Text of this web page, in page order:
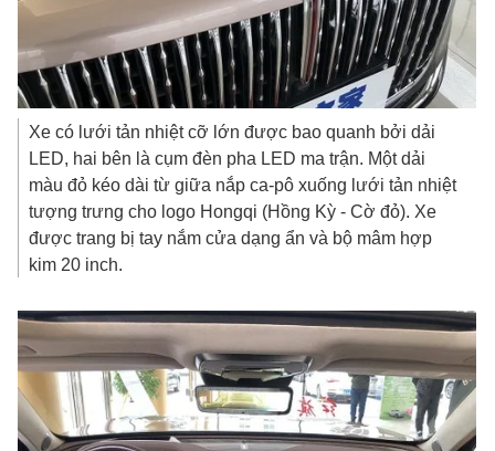
Xe có lưới tản nhiệt cỡ lớn được bao quanh bởi dải
LED, hai bên là cụm đèn pha LED ma trận. Một dải
màu đỏ kéo dài từ giữa nắp ca-pô xuống lưới tản nhiệt
tượng trưng cho logo Hongqi (Hồng Kỳ - Cờ đỏ). Xe
được trang bị tay nắm cửa dạng ẩn và bộ mâm hợp
kim 20 inch.